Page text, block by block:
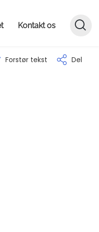
Kontakt os
Forstør tekst Del